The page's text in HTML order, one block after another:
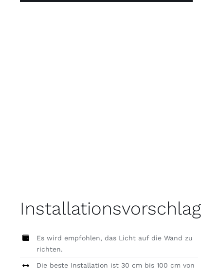
Installationsvorschlag
Es wird empfohlen, das Licht auf die Wand zu
richten.
Die beste Installation ist 30 cm bis 100 cm von